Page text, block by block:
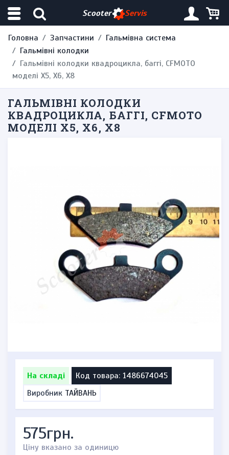
Scooter Servis
Головна Запчастини
Гальмівна система
Гальмівні колодки
Гальмівні колодки квадроцикла, баггі, CFMOTO
моделі X5, X6, X8
ГАЛЬМІВНІ КОЛОДКИ
КВАДРОЦИКЛА, БАГГІ, CFMOTO
МОДЕЛІ X5, X6, X8
На складі
Код товара: 1486674045
Виробник ТАЙВАНЬ
575грн.
Ціну вказано за одиницю